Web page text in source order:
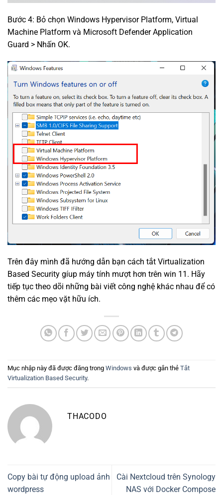
Bước 4: Bỏ chọn Windows Hypervisor Platform, Virtual
Machine Platform và Microsoft Defender Application
Guard > Nhấn OK.
Trên đây mình đã hướng dẫn bạn cách tắt Virtualization
Based Security gíup máy tính mượt hơn trên win 11. Hãy
tiếp tục theo dõi những bài viết công nghệ khác nhau để có
thêm các mẹo vặt hữu ích.
Mục nhập này đã được đăng trong Windows và được gắn thẻ Tắt
Virtualization Based Security.
THACODO
Copy bài tự động upload ảnh
wordpress
Cài Nextcloud trên Synology
NAS với Docker Compose